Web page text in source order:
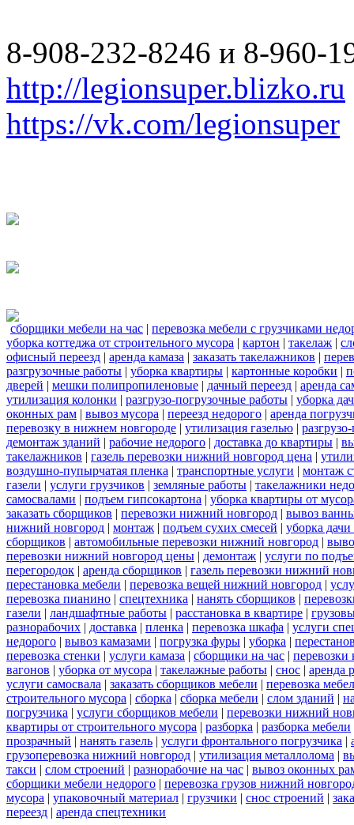
8-908-232-8246 и 8-960-
http://legionsuper.blizko.ru
https://vk.com/legionsuper
сборщики мебели на час | перевозка мебели с грузчиками
уборка коттеджа от строительного мусора | картон | такелаж |
офисный переезд | аренда камаза | заказать такелажников |
разгрузочные работы | уборка квартиры | картонные коробки |
дверей | мешки полипропиленовые | дачный переезд | аренда
утилизация колонки | разгрузо-погрузочные работы | уборка
оконных рам | вывоз мусора | переезд недорого | аренда
перевозку в нижнем новгороде | утилизация газелью |
демонтаж зданий | рабочие недорого | доставка до квартиры |
такелажников | газель перевозки нижний новгород цена |
воздушно-пупырчатая пленка | транспортные услуги | монтаж
газели | услуги грузчиков | земляные работы | такелажники
самосвалами | подъем гипсокартона | уборка квартиры от
заказать сборщиков | перевозки нижний новгород | вывоз
нижний новгород | монтаж | подъем сухих смесей | уборка
сборщиков | автомобильные перевозки нижний новгород |
перевозки нижний новгород цены | демонтаж | услуги по
перегородок | аренда сборщиков | газель перевозки нижний
перестановка мебели | перевозка вещей нижний новгород |
перевозка пианино | спецтехника | нанять сборщиков |
газели | ландшафтные работы | расстановка в квартире |
разнорабочих | доставка | пленка | перевозка шкафа | услуги
недорого | вывоз камазами | погрузка фуры | уборка |
перевозка стенки | услуги камаза | сборщики на час | перевозки
вагонов | уборка от мусора | такелажные работы | снос | аренда
услуги самосвала | заказать сборщиков мебели | перевозка
строительного мусора | сборка | сборка мебели | слом зданий |
погрузчика | услуги сборщиков мебели | перевозки нижний
квартиры от строительного мусора | разборка | разборка мебели
прозрачный | нанять газель | услуги фронтального погрузчика |
грузоперевозка нижний новгород | утилизация металлолома |
такси | слом строений | разнорабочие на час | вывоз оконных
сборщики мебели недорого | перевозка грузов нижний
мусора | упаковочный материал | грузчики | снос строений |
переезд | аренда спецтехники